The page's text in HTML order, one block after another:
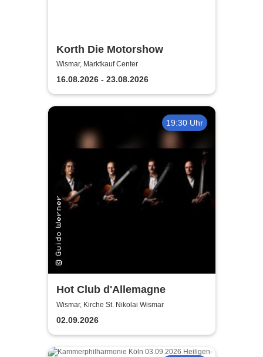
Korth Die Motorshow
Wismar, Marktkauf Center
16.08.2026 - 23.08.2026
19:30 Uhr
Hot Club d'Allemagne
Wismar, Kirche St. Nikolai Wismar
02.09.2026